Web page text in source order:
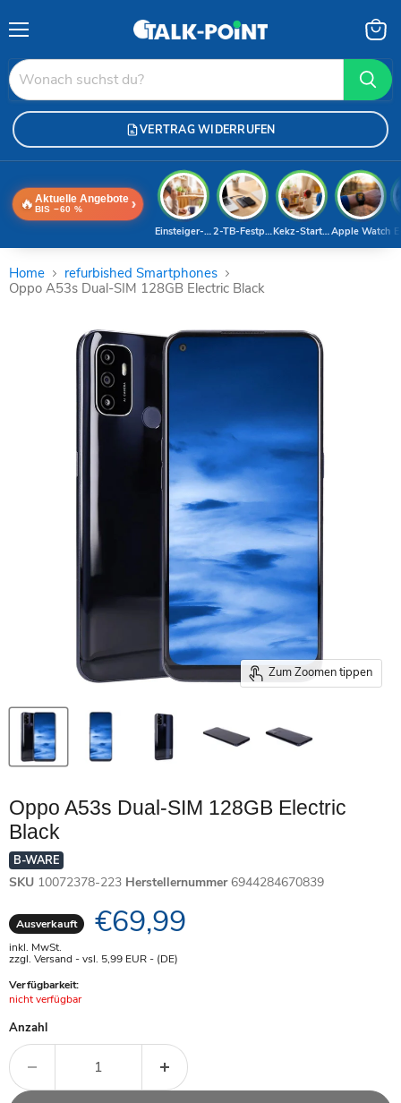
VERTRAG WIDERRUFEN
🔥 Aktuelle Angebote
BIS −60 % ›
Apple Watch
Kekz-Starterset
2-TB-Festplatte
Einsteiger-Handy
Home
refurbished Smartphones
Oppo A53s Dual-SIM 128GB Electric Black
Zum Zoomen tippen
Oppo A53s Dual-SIM 128GB Electric
Black
B-WARE
SKU 10072378-223 Herstellernummer 6944284670839
Ausverkauft Aktueller Preis
€69,99
inkl. MwSt.
zzgl. Versand - vsl. 5,99 EUR- (DE)
Verfügbarkeit:
Achtung:
nicht verfügbar
Anzahl